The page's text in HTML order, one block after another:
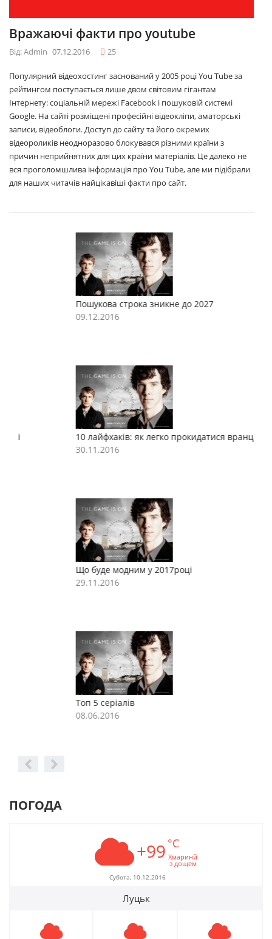
Вражаючі факти про youtube
Від: Admin 07.12.2016 25
Популярний відеохостинг заснований у 2005 році You Tube за
рейтингом поступається лише двом світовим гігантам
Інтернету: соціальній мережі Facebook і пошуковій системі
Google. На сайті розміщені професійні відеокліпи, аматорські
записи, відеоблоги. Доступ до сайту та його окремих
відеороликів неодноразово блокувався різними країни з
причин неприйнятних для цих країни матеріалів. Це далеко не
вся проголомшлива інформація про You Tube, але ми підібрали
для наших читачів найцікавіші факти про сайт.
Пошукова строка зникне до 2027
10 лайфхаків: як легко прокидатися вранці
Що буде модним у 2017році
Топ 5 серіалів
ПОГОДА
+99 °C
Хмаринй
з дощем
Субота, 10.12.2016
Луцьк